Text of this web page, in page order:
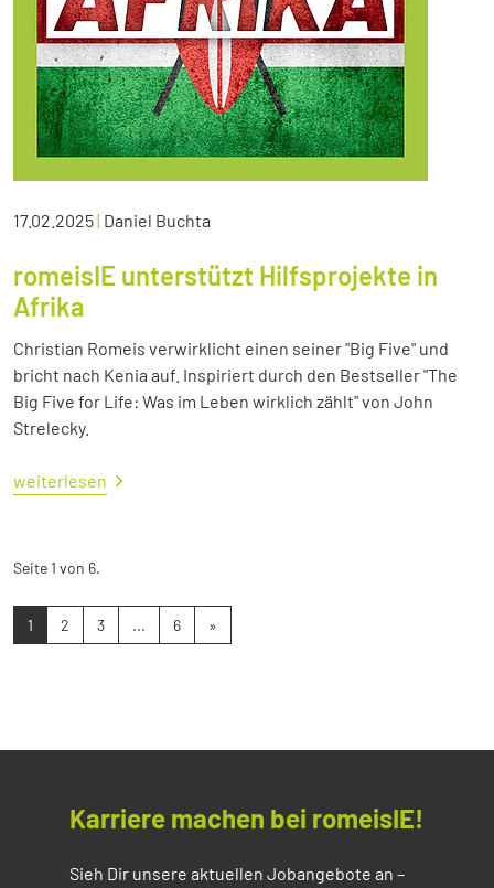
17.02.2025| Daniel Buchta
romeisIE unterstützt Hilfsprojekte in
Afrika
Christian Romeis verwirklicht einen seiner "Big Five" und
bricht nach Kenia auf. Inspiriert durch den Bestseller "The
Big Five for Life: Was im Leben wirklich zählt" von John
Strelecky.
weiterlesen
Seite 1 von 6.
1 2 3 ... 6 »
Karriere machen bei romeisIE!
Sieh Dir unsere aktuellen Jobangebote an –